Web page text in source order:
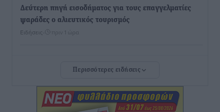
Δεύτερη πηγή εισοδήματος για τους επαγγελματίες
ψαράδες ο αλιευτικός τουρισμός
Ειδήσεις πριν 1 ώρα
δεν τα καθαρίσει – Πώς κινούνται δήμοι και ΠΣ,
Τοπικές Ειδήσεις• πριν 1 ώρα
Περισσότερες ειδήσεις